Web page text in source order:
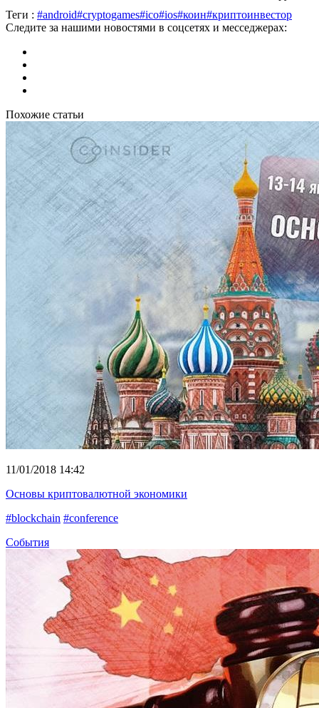
Теги : #android#cryptogames#ico#ios#коин#криптоинвестор
Следите за нашими новостями в соцсетях и месседжерах:
Похожие статьи
11/01/2018 14:42
Основы криптовалютной экономики
#blockchain #conference
События